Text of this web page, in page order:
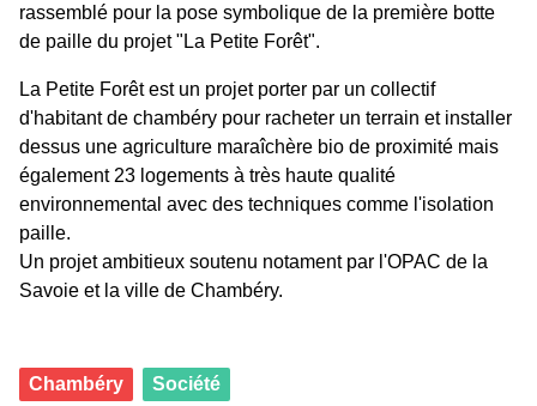
rassemblé pour la pose symbolique de la première botte
de paille du projet "La Petite Forêt".
La Petite Forêt est un projet porter par un collectif
d'habitant de chambéry pour racheter un terrain et installer
dessus une agriculture maraîchère bio de proximité mais
également 23 logements à très haute qualité
environnemental avec des techniques comme l'isolation
paille.
Un projet ambitieux soutenu notament par l'OPAC de la
Savoie et la ville de Chambéry.
Chambéry Société